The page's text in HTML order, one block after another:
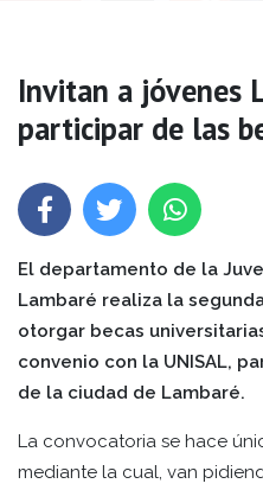
Invitan a jóvenes
participar de las
El departamento de la
Lambaré realiza la
otorgar becas
convenio con la UNISAL,
de la ciudad de Lambaré.
La convocatoria se hace
mediante la cual, van